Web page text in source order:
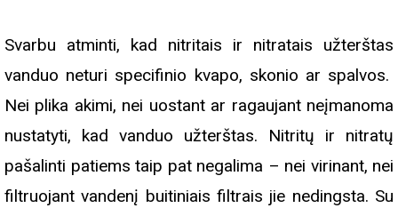
Svarbu atminti, kad nitritais ir nitratais užterštas
vanduo neturi specifinio kvapo, skonio ar spalvos.
Nei plika akimi, nei uostant ar ragaujant neįmanoma
nustatyti, kad vanduo užterštas. Nitritų ir nitratų
pašalinti patiems taip pat negalima – nei virinant, nei
filtruojant vandenį buitiniais filtrais jie nedingsta. Su